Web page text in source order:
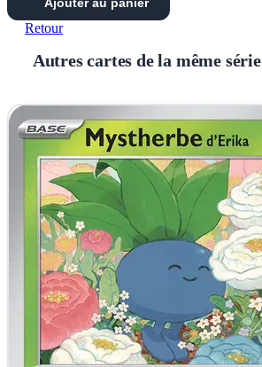
Retour
Autres cartes de la même série